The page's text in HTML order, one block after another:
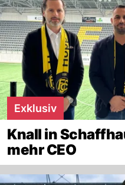
Exklusiv
Knall in
mehr CEO